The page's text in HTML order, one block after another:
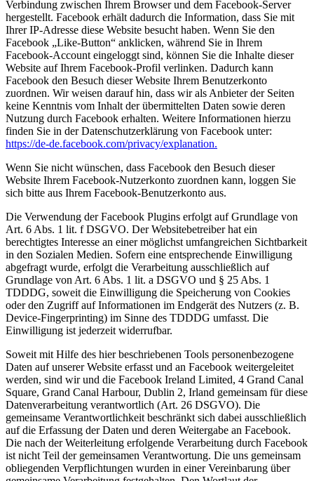
Verbindung zwischen Ihrem Browser und dem Facebook-Server
hergestellt. Facebook erhält dadurch die Information, dass Sie mit
Ihrer IP-Adresse diese Website besucht haben. Wenn Sie den
Facebook „Like-Button“ anklicken, während Sie in Ihrem
Facebook-Account eingeloggt sind, können Sie die Inhalte dieser
Website auf Ihrem Facebook-Profil verlinken. Dadurch kann
Facebook den Besuch dieser Website Ihrem Benutzerkonto
zuordnen. Wir weisen darauf hin, dass wir als Anbieter der Seiten
keine Kenntnis vom Inhalt der übermittelten Daten sowie deren
Nutzung durch Facebook erhalten. Weitere Informationen hierzu
finden Sie in der Datenschutzerklärung von Facebook unter:
https://de-de.facebook.com/privacy/explanation.
Wenn Sie nicht wünschen, dass Facebook den Besuch dieser
Website Ihrem Facebook-Nutzerkonto zuordnen kann, loggen Sie
sich bitte aus Ihrem Facebook-Benutzerkonto aus.
Die Verwendung der Facebook Plugins erfolgt auf Grundlage von
Art. 6 Abs. 1 lit. f DSGVO. Der Websitebetreiber hat ein
berechtigtes Interesse an einer möglichst umfangreichen Sichtbarkeit
in den Sozialen Medien. Sofern eine entsprechende Einwilligung
abgefragt wurde, erfolgt die Verarbeitung ausschließlich auf
Grundlage von Art. 6 Abs. 1 lit. a DSGVO und § 25 Abs. 1
TDDDG, soweit die Einwilligung die Speicherung von Cookies
oder den Zugriff auf Informationen im Endgerät des Nutzers (z. B.
Device-Fingerprinting) im Sinne des TDDDG umfasst. Die
Einwilligung ist jederzeit widerrufbar.
Soweit mit Hilfe des hier beschriebenen Tools personenbezogene
Daten auf unserer Website erfasst und an Facebook weitergeleitet
werden, sind wir und die Facebook Ireland Limited, 4 Grand Canal
Square, Grand Canal Harbour, Dublin 2, Irland gemeinsam für diese
Datenverarbeitung verantwortlich (Art. 26 DSGVO). Die
gemeinsame Verantwortlichkeit beschränkt sich dabei ausschließlich
auf die Erfassung der Daten und deren Weitergabe an Facebook.
Die nach der Weiterleitung erfolgende Verarbeitung durch Facebook
ist nicht Teil der gemeinsamen Verantwortung. Die uns gemeinsam
obliegenden Verpflichtungen wurden in einer Vereinbarung über